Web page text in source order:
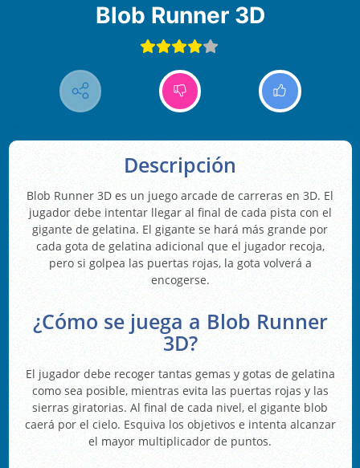
Blob Runner 3D
Descripción
Blob Runner 3D es un juego arcade de carreras en 3D. El
jugador debe intentar llegar al final de cada pista con el
gigante de gelatina. El gigante se hará más grande por
cada gota de gelatina adicional que el jugador recoja,
pero si golpea las puertas rojas, la gota volverá a
encogerse.
¿Cómo se juega a Blob Runner
3D?
El jugador debe recoger tantas gemas y gotas de gelatina
como sea posible, mientras evita las puertas rojas y las
sierras giratorias. Al final de cada nivel, el gigante blob
caerá por el cielo. Esquiva los objetivos e intenta alcanzar
el mayor multiplicador de puntos.